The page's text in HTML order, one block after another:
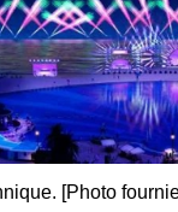
[Photo